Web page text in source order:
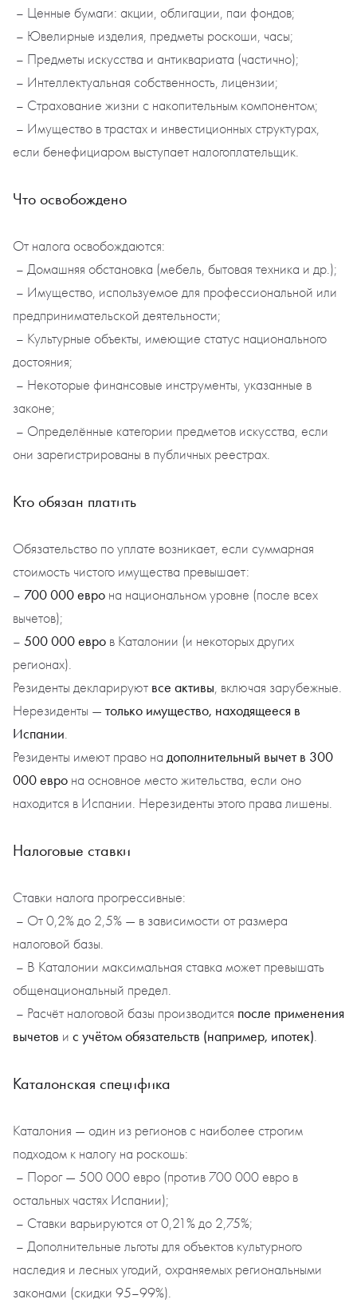
– Ценные бумаги: акции, облигации, паи фондов;
– Ювелирные изделия, предметы роскоши, часы;
– Предметы искусства и антиквариата (частично);
– Интеллектуальная собственность, лицензии;
– Страхование жизни с накопительным компонентом;
– Имущество в трастах и инвестиционных структурах,
если бенефициаром выступает налогоплательщик.
Что освобождено
От налога освобождаются:
– Домашняя обстановка (мебель, бытовая техника и др.);
– Имущество, используемое для профессиональной или
предпринимательской деятельности;
– Культурные объекты, имеющие статус национального
достояния;
– Некоторые финансовые инструменты, указанные в
законе;
– Определённые категории предметов искусства, если
они зарегистрированы в публичных реестрах.
Кто обязан платить
Обязательство по уплате возникает, если суммарная
стоимость чистого имущества превышает:
– 700 000 евро на национальном уровне (после всех
вычетов);
– 500 000 евро в Каталонии (и некоторых других
регионах).
Резиденты декларируют все активы, включая зарубежные.
Нерезиденты — только имущество, находящееся в
Испании.
Резиденты имеют право на дополнительный вычет в 300
000 евро на основное место жительства, если оно
находится в Испании. Нерезиденты этого права лишены.
Налоговые ставки
Ставки налога прогрессивные:
– От 0,2% до 2,5% — в зависимости от размера
налоговой базы.
– В Каталонии максимальная ставка может превышать
общенациональный предел.
– Расчёт налоговой базы производится после применения
вычетов и с учётом обязательств (например, ипотек).
Каталонская специфика
Каталония — один из регионов с наиболее строгим
подходом к налогу на роскошь:
– Порог — 500 000 евро (против 700 000 евро в
остальных частях Испании);
– Ставки варьируются от 0,21% до 2,75%;
– Дополнительные льготы для объектов культурного
наследия и лесных угодий, охраняемых региональными
законами (скидки 95–99%).